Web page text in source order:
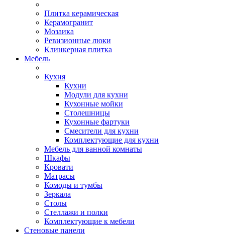
Плитка керамическая
Керамогранит
Мозаика
Ревизионные люки
Клинкерная плитка
Мебель
Кухня
Кухни
Модули для кухни
Кухонные мойки
Столешницы
Кухонные фартуки
Смесители для кухни
Комплектующие для кухни
Мебель для ванной комнаты
Шкафы
Кровати
Матрасы
Комоды и тумбы
Зеркала
Столы
Стеллажи и полки
Комплектующие к мебели
Стеновые панели